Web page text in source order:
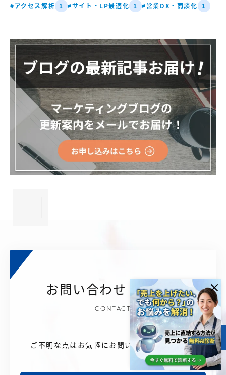
#アクセス解析 1 #サイト・LP最適化 1 #営業DX・商談化 1
×
目次
お問い合わせ・ご相談
CONTACT
ご不明な点はお気軽にお問い合わせください。